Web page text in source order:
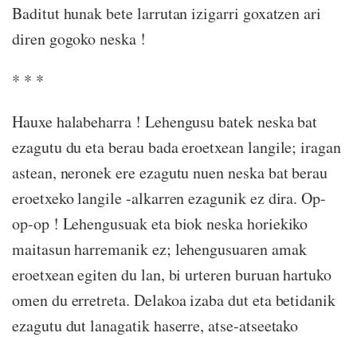
Baditut hunak bete larrutan izigarri goxatzen ari
diren gogoko neska !
* * *
Hauxe halabeharra ! Lehengusu batek neska bat
ezagutu du eta berau bada eroetxean langile; iragan
astean, neronek ere ezagutu nuen neska bat berau
eroetxeko langile -alkarren ezagunik ez dira. Op-
op-op ! Lehengusuak eta biok neska horiekiko
maitasun harremanik ez; lehengusuaren amak
eroetxean egiten du lan, bi urteren buruan hartuko
omen du erretreta. Delakoa izaba dut eta betidanik
ezagutu dut lanagatik haserre, atse-atseetako